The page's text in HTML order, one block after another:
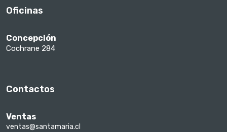
Oficinas
Concepción
Cochrane 284
Contactos
Ventas
ventas@santamaria.cl